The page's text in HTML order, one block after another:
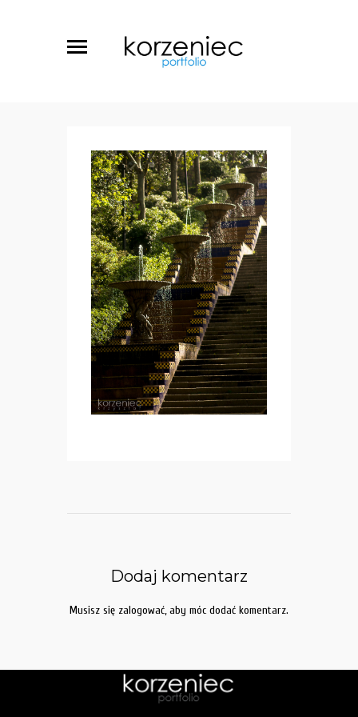
Dodaj komentarz
Musisz się zalogować, aby móc dodać komentarz.